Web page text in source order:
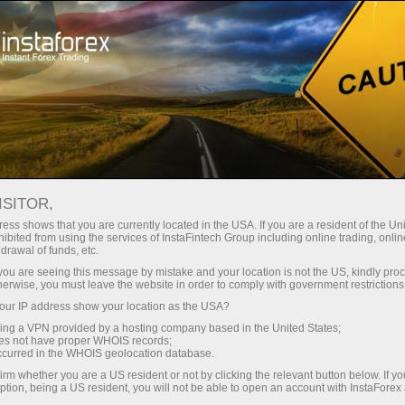
Con InstaForex obtiene acceso a
competitivas: apalancamiento de
hasta 1:5000, unos de los mejores
spreads y comisiones del
mercado, así como condiciones
atractivas para operar con
acciones e índices.
Spreads mínimos
Bono del 30%
en cada depósito
Velocidad
en el trading y en la pista
shows that you are currently located in the USA. If you are a resident of the
from using the services of InstaFintech Group including online trading,
of funds, etc.
are seeing this message by mistake and your location is not the US, kindly
you must leave the website in order to comply with government
IP address show your location as the USA?
a VPN provided by a hosting company based in the United States;
not have proper WHOIS records;
in the WHOIS geolocation database.
whether you are a US resident or not by clicking the relevant button below. If
being a US resident, you will not be able to open an account with InstaForex